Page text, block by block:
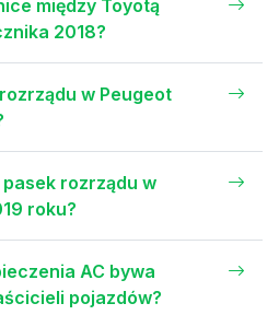
między Toyotą
2018?
w Peugeot
rozrządu w
roku?
AC bywa
pojazdów?